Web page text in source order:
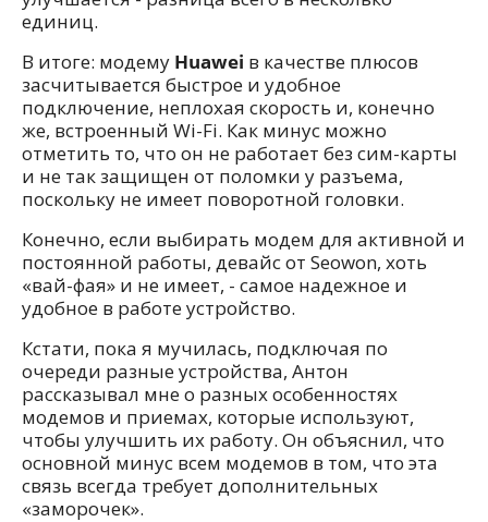
единиц.
В итоге: модему Huawei в качестве плюсов
засчитывается быстрое и удобное
подключение, неплохая скорость и, конечно
же, встроенный Wi-Fi. Как минус можно
отметить то, что он не работает без сим-карты
и не так защищен от поломки у разъема,
поскольку не имеет поворотной головки.
Конечно, если выбирать модем для активной и
постоянной работы, девайс от Seowon, хоть
«вай-фая» и не имеет, - самое надежное и
удобное в работе устройство.
Кстати, пока я мучилась, подключая по
очереди разные устройства, Антон
рассказывал мне о разных особенностях
модемов и приемах, которые используют,
чтобы улучшить их работу. Он объяснил, что
основной минус всем модемов в том, что эта
связь всегда требует дополнительных
«заморочек».